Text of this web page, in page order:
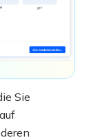
Sie